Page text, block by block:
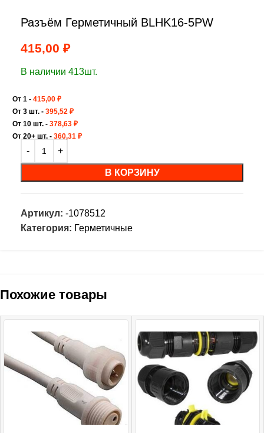
Разъём Герметичный BLHK16-5PW
415,00 ₽
В наличии 413шт.
От 1 - 415,00 ₽
От 3 шт. - 395,52 ₽
От 10 шт. - 378,63 ₽
От 20+ шт. - 360,31 ₽
В КОРЗИНУ
Артикул: -1078512
Категория: Герметичные
Похожие товары